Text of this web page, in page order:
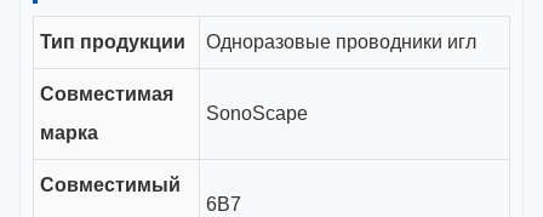
Тип продукции Одноразовые проводники игл
Совместимая
марка
SonoScape
Совместимый
6В7